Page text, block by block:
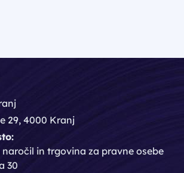
29, 4000 Kranj
naročil in trgovina za pravne osebe
30